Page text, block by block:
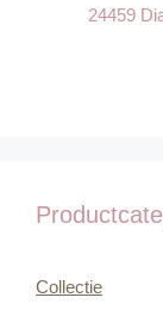
24459
Collectie